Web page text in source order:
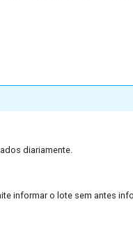
diariamente.
informar o lote sem antes